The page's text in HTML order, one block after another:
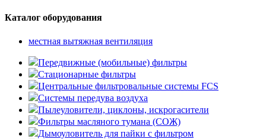
Каталог оборудования
местная вытяжная вентиляция
Передвижные (мобильные) фильтры
Стационарные фильтры
Центральные фильтровальные системы FCS
Системы передува воздуха
Пылеуловители, циклоны, искрогасители
Фильтры масляного тумана (СОЖ)
Дымоуловитель для пайки с фильтром